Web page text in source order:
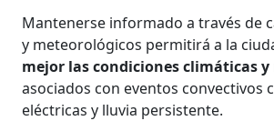
Mantenerse informado a través de
y meteorológicos permitirá a la
mejor las condiciones climáticas
asociados con eventos convectivos
eléctricas y lluvia persistente.